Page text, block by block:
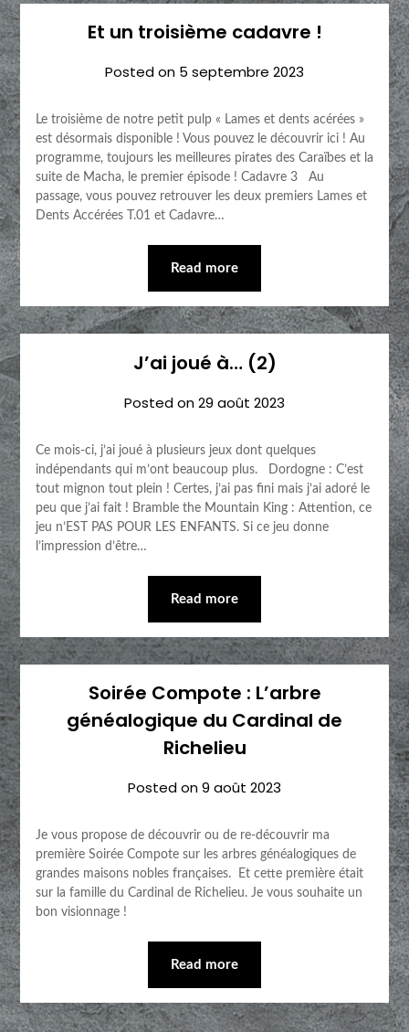
Et un troisième cadavre !
Posted on 5 septembre 2023
Le troisième de notre petit pulp « Lames et dents acérées »
est désormais disponible ! Vous pouvez le découvrir ici ! Au
programme, toujours les meilleures pirates des Caraïbes et la
suite de Macha, le premier épisode ! Cadavre 3 Au
passage, vous pouvez retrouver les deux premiers Lames et
Dents Accérées T.01 et Cadavre…
Read more
J’ai joué à… (2)
Posted on29 août 2023
Ce mois-ci, j’ai joué à plusieurs jeux dont quelques
indépendants qui m’ont beaucoup plus. Dordogne : C’est
tout mignon tout plein ! Certes, j’ai pas fini mais j’ai adoré le
peu que j’ai fait ! Bramble the Mountain King : Attention, ce
jeu n’EST PAS POUR LES ENFANTS. Si ce jeu donne
l’impression d’être…
Read more
Soirée Compote : L’arbre
généalogique du Cardinal de
Richelieu
Posted on9 août 2023
Je vous propose de découvrir ou de re-découvrir ma
première Soirée Compote sur les arbres généalogiques de
grandes maisons nobles françaises. Et cette première était
sur la famille du Cardinal de Richelieu. Je vous souhaite un
bon visionnage !
Read more